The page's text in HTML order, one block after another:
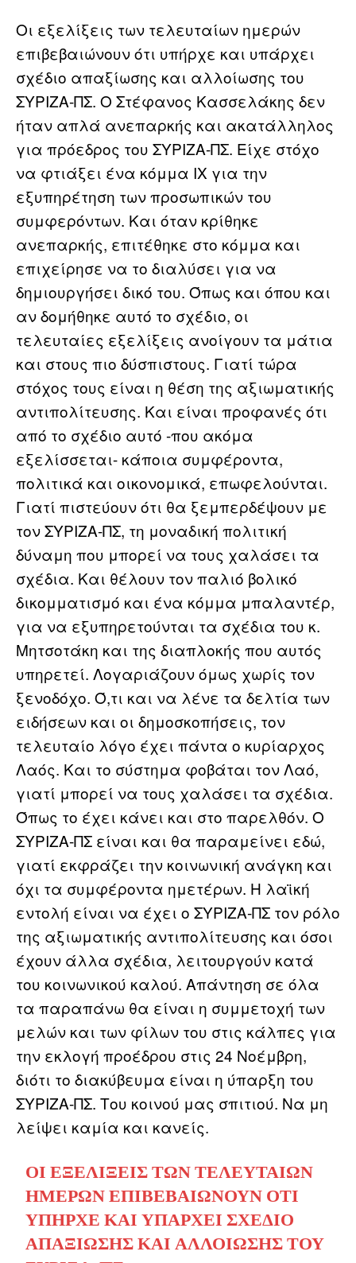
Οι εξελίξεις των τελευταίων ημερών
επιβεβαιώνουν ότι υπήρχε και υπάρχει
σχέδιο απαξίωσης και αλλοίωσης του
ΣΥΡΙΖΑ-ΠΣ. Ο Στέφανος Κασσελάκης δεν
ήταν απλά ανεπαρκής και ακατάλληλος
για πρόεδρος του ΣΥΡΙΖΑ-ΠΣ. Είχε στόχο
να φτιάξει ένα κόμμα ΙΧ για την
εξυπηρέτηση των προσωπικών του
συμφερόντων. Και όταν κρίθηκε
ανεπαρκής, επιτέθηκε στο κόμμα και
επιχείρησε να το διαλύσει για να
δημιουργήσει δικό του. Όπως και όπου και
αν δομήθηκε αυτό το σχέδιο, οι
τελευταίες εξελίξεις ανοίγουν τα μάτια
και στους πιο δύσπιστους. Γιατί τώρα
στόχος τους είναι η θέση της αξιωματικής
αντιπολίτευσης. Και είναι προφανές ότι
από το σχέδιο αυτό -που ακόμα
εξελίσσεται- κάποια συμφέροντα,
πολιτικά και οικονομικά, επωφελούνται.
Γιατί πιστεύουν ότι θα ξεμπερδέψουν με
τον ΣΥΡΙΖΑ-ΠΣ, τη μοναδική πολιτική
δύναμη που μπορεί να τους χαλάσει τα
σχέδια. Και θέλουν τον παλιό βολικό
δικομματισμό και ένα κόμμα μπαλαντέρ,
για να εξυπηρετούνται τα σχέδια του κ.
Μητσοτάκη και της διαπλοκής που αυτός
υπηρετεί. Λογαριάζουν όμως χωρίς τον
ξενοδόχο. Ό,τι και να λένε τα δελτία των
ειδήσεων και οι δημοσκοπήσεις, τον
τελευταίο λόγο έχει πάντα ο κυρίαρχος
Λαός. Και το σύστημα φοβάται τον Λαό,
γιατί μπορεί να τους χαλάσει τα σχέδια.
Όπως το έχει κάνει και στο παρελθόν. Ο
ΣΥΡΙΖΑ-ΠΣ είναι και θα παραμείνει εδώ,
γιατί εκφράζει την κοινωνική ανάγκη και
όχι τα συμφέροντα ημετέρων. Η λαϊκή
εντολή είναι να έχει ο ΣΥΡΙΖΑ-ΠΣ τον ρόλο
της αξιωματικής αντιπολίτευσης και όσοι
έχουν άλλα σχέδια, λειτουργούν κατά
του κοινωνικού καλού. Απάντηση σε όλα
τα παραπάνω θα είναι η συμμετοχή των
μελών και των φίλων του στις κάλπες για
την εκλογή προέδρου στις 24 Νοέμβρη,
διότι το διακύβευμα είναι η ύπαρξη του
ΣΥΡΙΖΑ-ΠΣ. Του κοινού μας σπιτιού. Να μη
λείψει καμία και κανείς.
ΟΙ ΕΞΕΛΊΞΕΙΣ ΤΩΝ ΤΕΛΕΥΤΑΊΩΝ
ΗΜΕΡΏΝ ΕΠΙΒΕΒΑΙΏΝΟΥΝ ΌΤΙ
ΥΠΉΡΧΕ ΚΑΙ ΥΠΆΡΧΕΙ ΣΧΈΔΙΟ
ΑΠΑΞΊΩΣΗΣ ΚΑΙ ΑΛΛΟΊΩΣΗΣ ΤΟΥ